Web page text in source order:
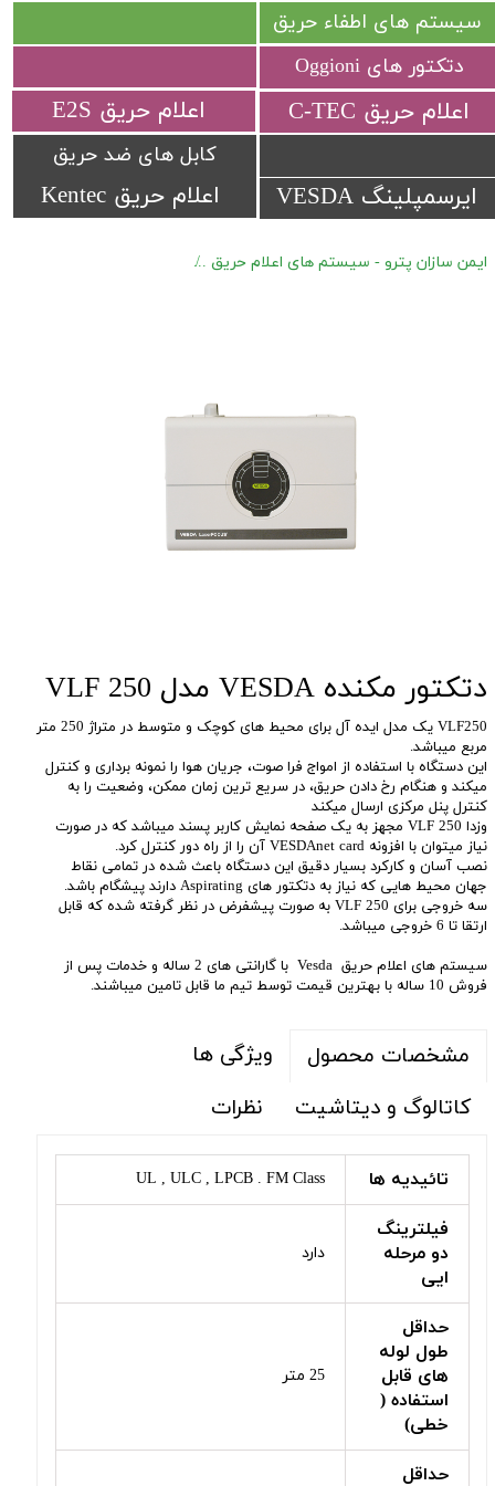
اعلام حریق Kentec
​اعلام حریق C-TEC​​​​​​​ ​اعلام حریق E2S
ایرسمپلینگ VESDA
سیستم های اطفاء حریق
کابل های ضد حریق
دتکتور های Oggioni
ایمن سازان پترو - سیستم های اعلام حریق
دتکتور مکنده VESDA مدل VLF 250
VLF250 یک مدل ایده آل برای محیط های کوچک و متوسط در متراژ 250 متر
مربع میباشد.
این دستگاه با استفاده از امواج فرا صوت، جریان هوا را نمونه برداری و کنترل
میکند و هنگام رخ دادن حریق، در سریع ترین زمان ممکن، وضعیت را به
کنترل پنل مرکزی ارسال میکند
وزدا VLF 250 مجهز به یک صفحه نمایش کاربر پسند میباشد که در صورت
نیاز میتوان با افزونه VESDAnet card آن را از راه دور کنترل کرد.
نصب آسان و کارکرد بسیار دقیق این دستگاه باعث شده در تمامی نقاط
جهان محیط هایی که نیاز به دتکتور های Aspirating دارند پیشگام باشد.
سه خروجی برای VLF 250 به صورت پیشفرض در نظر گرفته شده که قابل
ارتقا تا 6 خروجی میباشد.
سیستم های اعلام حریق Vesda با گارانتی های 2 ساله و خدمات پس از
فروش 10 ساله با بهترین قیمت توسط تیم ما قابل تامین میباشند.
مشخصات محصول
ویژگی ها
کاتالوگ و دیتاشیت
نظرات
تائیدیه ها UL , ULC , LPCB . FM Class
فیلترینگ
دو مرحله
ایی
دارد
حداقل
طول لوله
های قابل
استفاده (
خطی)
25 متر
حداقل